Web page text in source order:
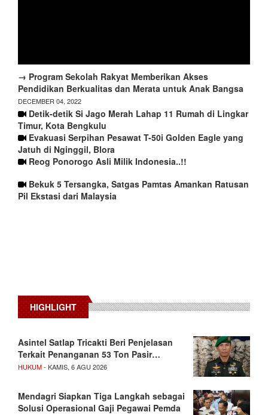
→ Program Sekolah Rakyat Memberikan Akses
Pendidikan Berkualitas dan Merata untuk Anak Bangsa
DECEMBER 04, 2022
Detik-detik Si Jago Merah Lahap 11 Rumah di Lingkar
Timur, Kota Bengkulu
Evakuasi Serpihan Pesawat T-50i Golden Eagle yang
Jatuh di Nginggil, Blora
Reog Ponorogo Asli Milik Indonesia..!!
Bekuk 5 Tersangka, Satgas Pamtas Amankan Ratusan
Pil Ekstasi dari Malaysia
HIGHLIGHT
Asintel Satlap Tricakti Beri Penjelasan
Terkait Penanganan 53 Ton Pasir…
HUKUM- KAMIS, 6 AGU 2026
Mendagri Siapkan Tiga Langkah sebagai
Solusi Operasional Gaji Pegawai Pemda